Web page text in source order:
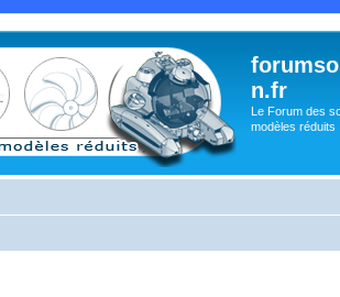
n.fr
Le Forum des
modèles réduits